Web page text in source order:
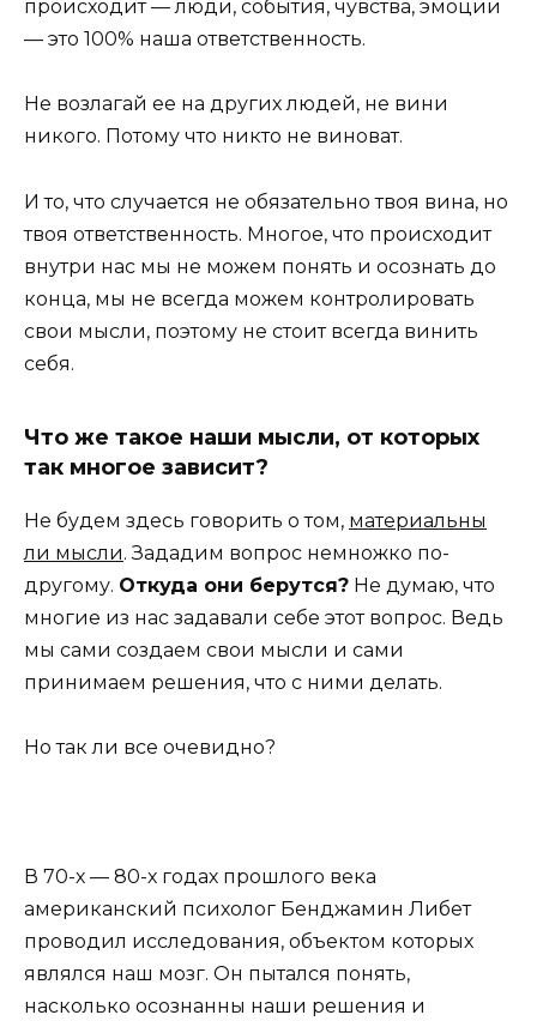
происходит — люди, события, чувства, эмоции
— это 100% наша ответственность.
Не возлагай ее на других людей, не вини
никого. Потому что никто не виноват.
И то, что случается не обязательно твоя вина, но
твоя ответственность. Многое, что происходит
внутри нас мы не можем понять и осознать до
конца, мы не всегда можем контролировать
свои мысли, поэтому не стоит всегда винить
себя.
Что же такое наши мысли, от которых
так многое зависит?
Не будем здесь говорить о том, материальны
ли мысли. Зададим вопрос немножко по-
другому. Откуда они берутся? Не думаю, что
многие из нас задавали себе этот вопрос. Ведь
мы сами создаем свои мысли и сами
принимаем решения, что с ними делать.
Но так ли все очевидно?
В 70-х — 80-х годах прошлого века
американский психолог Бенджамин Либет
проводил исследования, объектом которых
являлся наш мозг. Он пытался понять,
насколько осознанны наши решения и